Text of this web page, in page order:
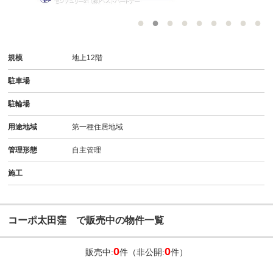
規模 地上12階
駐車場
駐輪場
用途地域 第一種住居地域
管理形態 自主管理
施工
コーポ太田窪 で販売中の物件一覧
販売中:0件（非公開:0件）